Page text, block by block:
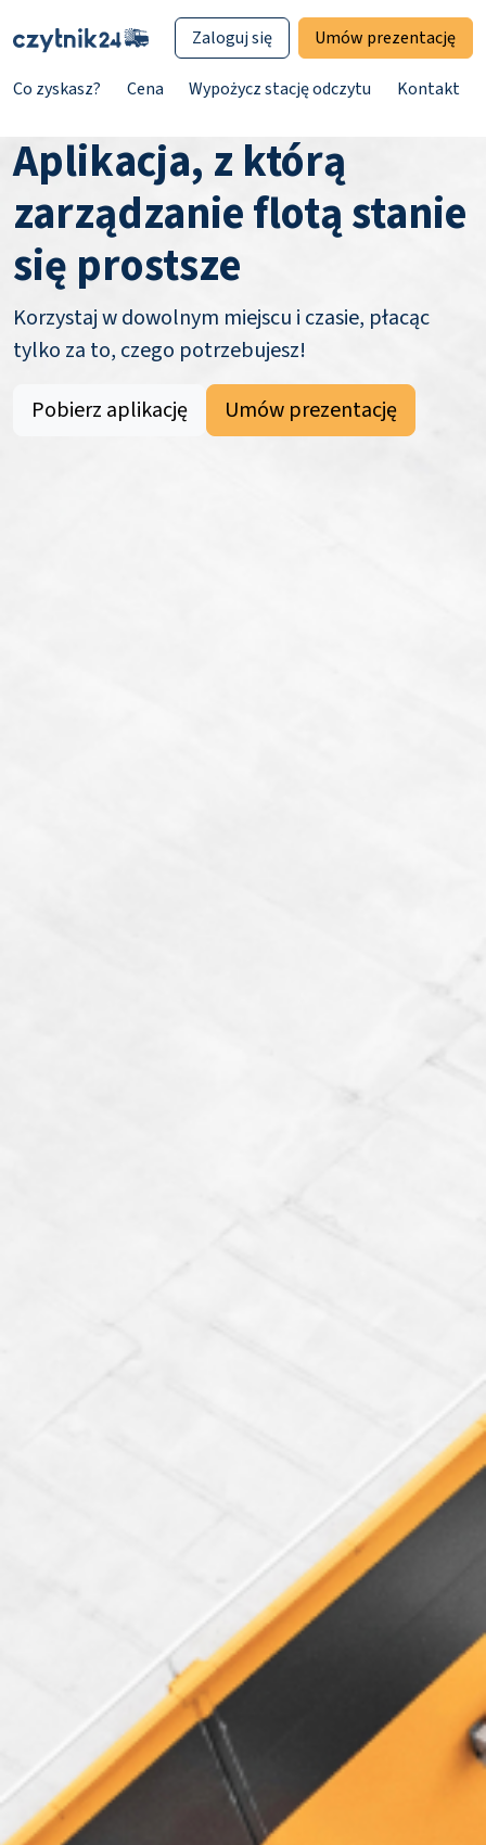
Co zyskasz? Cena Wypożycz stację odczytu Kontakt
Zaloguj się Umów prezentację
Aplikacja, z którą
zarządzanie flotą stanie
się prostsze
Korzystaj w dowolnym miejscu i czasie, płacąc
tylko za to, czego potrzebujesz!
Pobierz aplikację
Umów prezentację